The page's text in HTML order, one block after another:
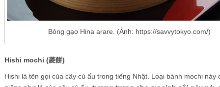
Bỏng gạo Hina arare. (Ảnh: https://savvytokyo.com/)
Hishi mochi (菱餅)
Hishi là tên gọi của cây củ ấu trong tiếng Nhật. Loại bánh mochi này